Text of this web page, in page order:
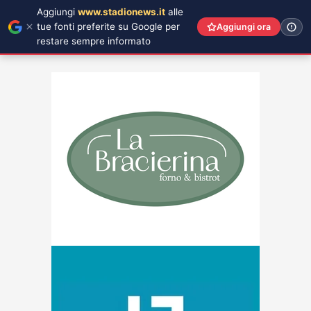
Aggiungi www.stadionews.it alle
tue fonti preferite su Google per
restare sempre informato
Aggiungi ora